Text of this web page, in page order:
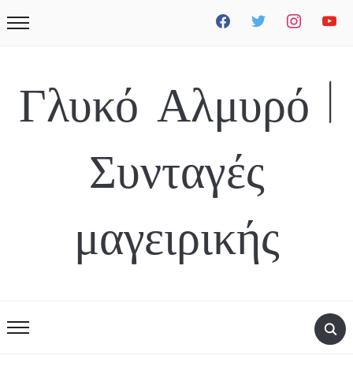
facebook twitter instagramyoutube
Γλυκό Αλμυρό |
Συνταγές
μαγειρικής